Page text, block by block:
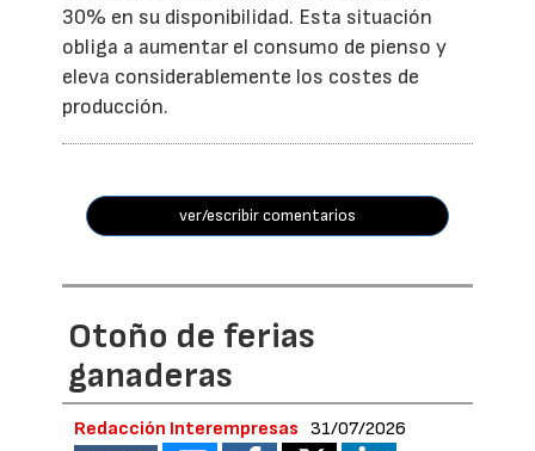
30% en su disponibilidad. Esta situación
obliga a aumentar el consumo de pienso y
eleva considerablemente los costes de
producción.
ver/escribir comentarios
Otoño de ferias
ganaderas
Redacción Interempresas 31/07/2026